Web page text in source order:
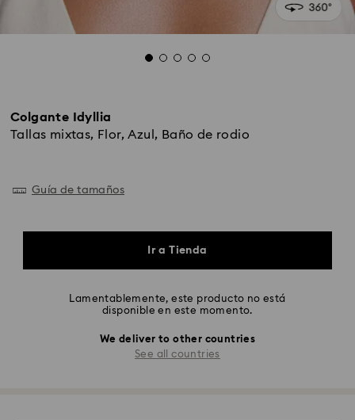
Colgante Idyllia
Tallas mixtas, Flor, Azul, Baño de rodio
Guía de tamaños
Ir a Tienda
Lamentablemente, este producto no está
disponible en este momento.
We deliver to other countries
See all countries